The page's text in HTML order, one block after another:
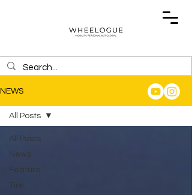
NEWS
All Posts
News
Feature
Tire
All Posts